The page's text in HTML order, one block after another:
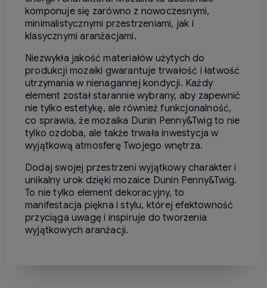
komponuje się zarówno z nowoczesnymi,
minimalistycznymi przestrzeniami, jak i
klasycznymi aranżacjami.
Niezwykła jakość materiałów użytych do
produkcji mozaiki gwarantuje trwałość i łatwość
utrzymania w nienagannej kondycji. Każdy
element został starannie wybrany, aby zapewnić
nie tylko estetykę, ale również funkcjonalność,
co sprawia, że mozaika Dunin Penny&Twig to nie
tylko ozdoba, ale także trwała inwestycja w
wyjątkową atmosferę Twojego wnętrza.
Dodaj swojej przestrzeni wyjątkowy charakter i
unikalny urok dzięki mozaice Dunin Penny&Twig.
To nie tylko element dekoracyjny, to
manifestacja piękna i stylu, której efektowność
przyciąga uwagę i inspiruje do tworzenia
wyjątkowych aranżacji.